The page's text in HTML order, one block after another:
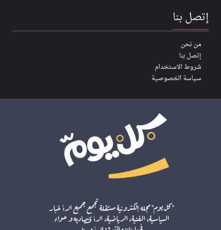
إتصل بنا
من نحن
إتصل بنا
شروط الاستخدام
سياسة الخصوصية